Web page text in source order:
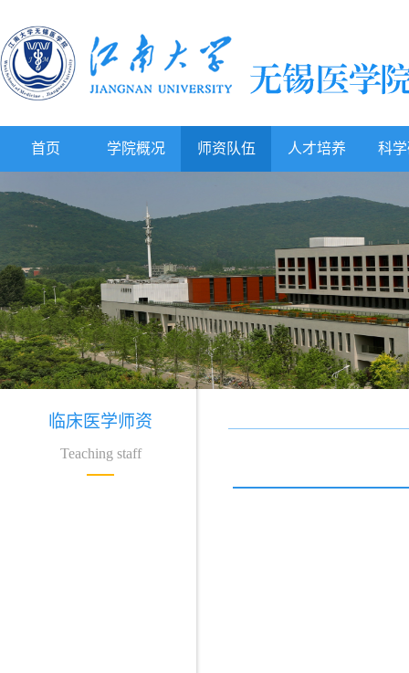
首页 学院概况 师资队伍 人才培养 科
临床医学师资
Teaching staff